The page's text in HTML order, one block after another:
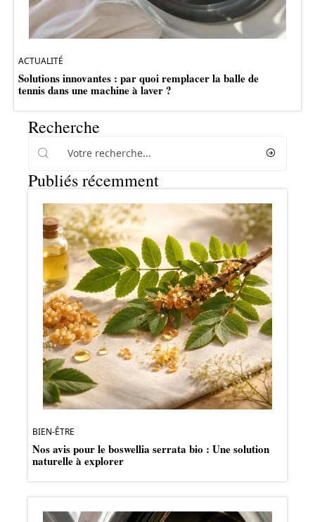
ACTUALITÉ
Solutions innovantes : par quoi remplacer la balle de
tennis dans une machine à laver ?
Recherche
Publiés récemment
BIEN-ÊTRE
Nos avis pour le boswellia serrata bio : Une solution
naturelle à explorer